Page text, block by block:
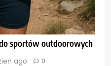
sportów outdoorowych
ago 0